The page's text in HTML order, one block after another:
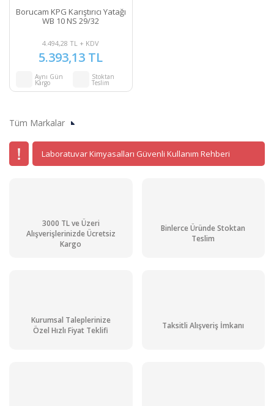
Borucam KPG Karıştırıcı Yatağı
WB 10 NS 29/32
4.494,28 TL + KDV
5.393,13 TL
Aynı Gün
Kargo
Stoktan
Teslim
Tüm Markalar
Laboratuvar Kimyasalları Güvenli Kullanım Rehberi
3000 TL ve Üzeri
Alışverişlerinizde Ücretsiz
Kargo
Binlerce Üründe Stoktan
Teslim
Kurumsal Taleplerinize
Özel Hızlı Fiyat Teklifi
Taksitli Alışveriş İmkanı